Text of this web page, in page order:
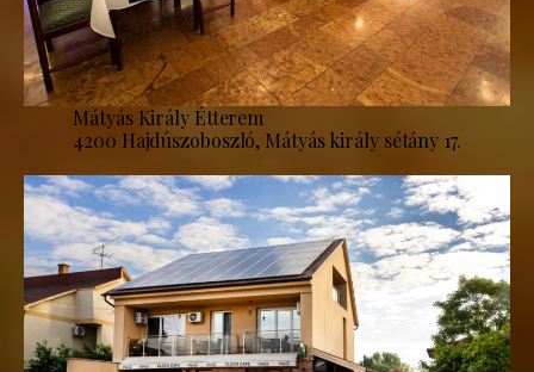
Mátyás Király Étterem
4200 Hajdúszoboszló, Mátyás király sétány 17.